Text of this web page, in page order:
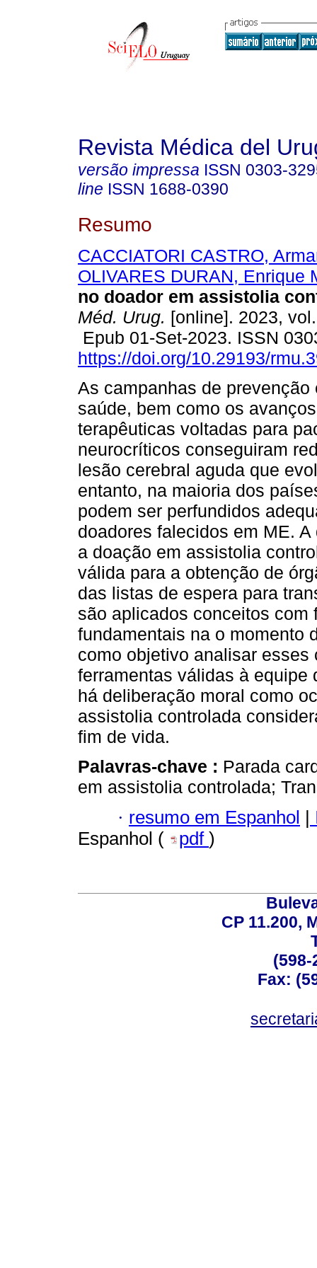
Revista Médica del
versão impressa ISSN 0303-
line ISSN 1688-0390
Resumo
CACCIATORI CASTRO,
OLIVARES DURAN, Enrique
no doador em assistolia
Méd. Urug. [online]. 2023,
Epub 01-Set-2023. ISSN
https://doi.org/10.29193/
As campanhas de prevenção
saúde, bem como os
terapêuticas voltadas para
neurocríticos conseguiram
lesão cerebral aguda que
entanto, na maioria dos
podem ser perfundidos
doadores falecidos em ME.
a doação em assistolia
válida para a obtenção de
das listas de espera para
são aplicados conceitos com
fundamentais na o momento
como objetivo analisar
ferramentas válidas à equipe
há deliberação moral como
assistolia controlada
fim de vida.
Palavras-chave : Parada
em assistolia controlada;
· resumo em Espanhol |
Espanhol (
pdf )
CP 11.200,
(598-
Fax: